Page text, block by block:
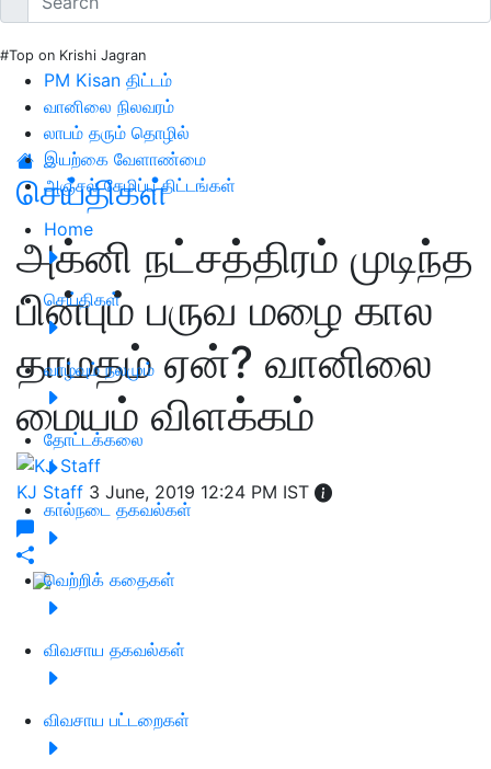
#Top on Krishi Jagran
PM Kisan திட்டம்
வானிலை நிலவரம்
லாபம் தரும் தொழில்
இயற்கை வேளாண்மை
அஞ்சல் சேமிப்பு திட்டங்கள்
Home
செய்திகள்
வாழ்வும் நலமும்
தோட்டக்கலை
கால்நடை தகவல்கள்
வெற்றிக் கதைகள்
விவசாய தகவல்கள்
விவசாய பட்டறைகள்
செய்திகள்
அக்னி நட்சத்திரம் முடிந்த
பின்பும் பருவ மழை கால
தாமதம் ஏன்? வானிலை
மையம் விளக்கம்
KJ Staff 3 June, 2019 12:24 PM IST